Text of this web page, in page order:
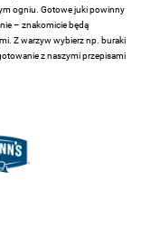
ogniu. Gotowe juki powinny
– znakomicie będą
Z warzyw wybierz np. buraki
z naszymi przepisami